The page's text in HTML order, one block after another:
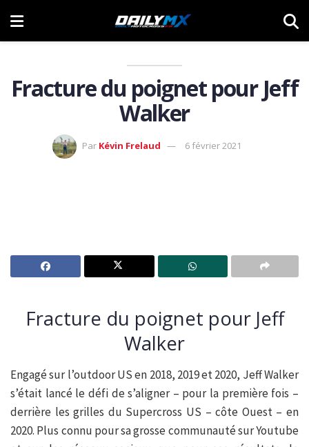
Fracture du poignet pour Jeff
Walker
Par Kévin Frelaud 6 février 2021
Fracture du poignet pour Jeff
Walker
Engagé sur l’outdoor US en 2018, 2019 et 2020, Jeff Walker
s’était lancé le défi de s’aligner – pour la première fois –
derrière les grilles du Supercross US – côte Ouest – en
2020. Plus connu pour sa grosse communauté sur Youtube